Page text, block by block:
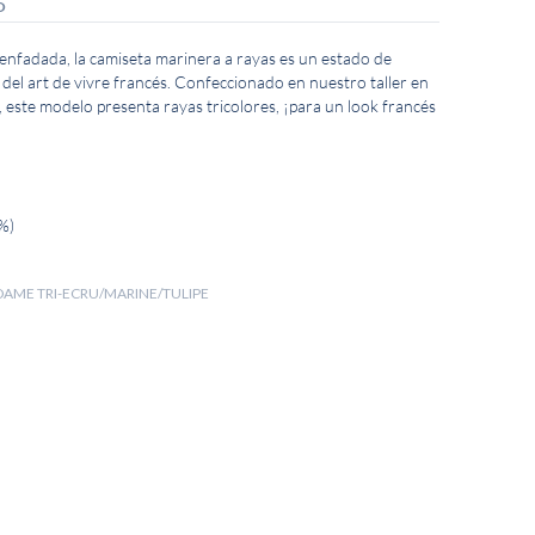
la camiseta marinera a rayas es un estado de
art de vivre francés. Confeccionado en nuestro taller en
este modelo presenta rayas tricolores, ¡para un look francés
TRI-ECRU/MARINE/TULIPE